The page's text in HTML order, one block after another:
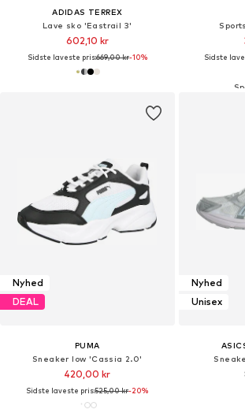
ADIDAS TERREX
Lave sko 'Eastrail 3'
602,10 kr
Sidste laveste pris:669,00 kr-10% Sidste
Nyhed
DEAL
PUMA
Sneaker low 'Cassia 2.0'
420,00 kr
Sidste laveste pris:525,00 kr-20%
Nyhed
Unisex